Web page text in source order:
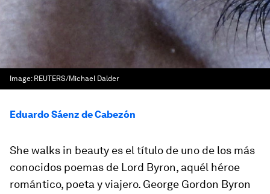
Image: REUTERS/Michael Dalder
Eduardo Sáenz de Cabezón
She walks in beauty es el título de uno de los más
conocidos poemas de Lord Byron, aquél héroe
romántico, poeta y viajero. George Gordon Byron